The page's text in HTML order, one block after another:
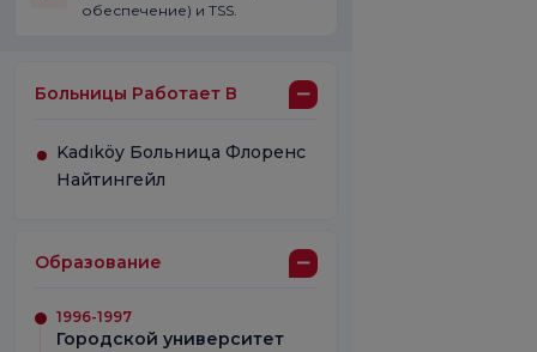
обеспечение) и TSS.
Больницы Работает В
Kadıköy Больница Флоренс
Найтингейл
Образование
1996-1997
Городской университет